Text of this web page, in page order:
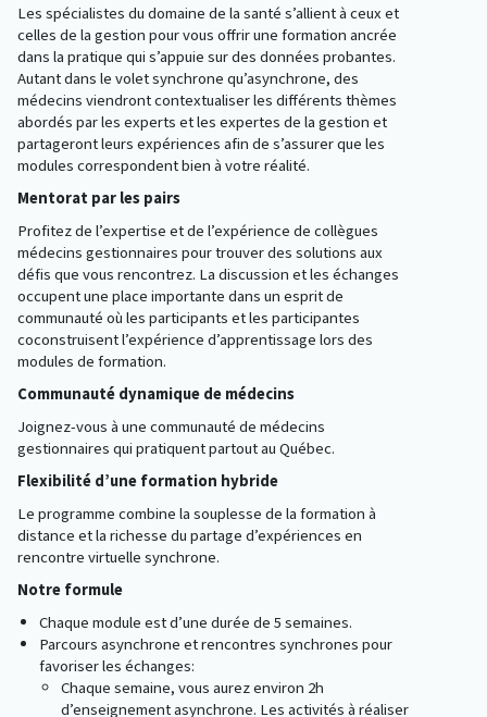
Les spécialistes du domaine de la santé s’allient à ceux et
celles de la gestion pour vous offrir une formation ancrée
dans la pratique qui s’appuie sur des données probantes.
Autant dans le volet synchrone qu’asynchrone, des
médecins viendront contextualiser les différents thèmes
abordés par les experts et les expertes de la gestion et
partageront leurs expériences afin de s’assurer que les
modules correspondent bien à votre réalité.
Mentorat par les pairs
Profitez de l’expertise et de l’expérience de collègues
médecins gestionnaires pour trouver des solutions aux
défis que vous rencontrez. La discussion et les échanges
occupent une place importante dans un esprit de
communauté où les participants et les participantes
coconstruisent l’expérience d’apprentissage lors des
modules de formation.
Communauté dynamique de médecins
Joignez-vous à une communauté de médecins
gestionnaires qui pratiquent partout au Québec.
Flexibilité d’une formation hybride
Le programme combine la souplesse de la formation à
distance et la richesse du partage d’expériences en
rencontre virtuelle synchrone.
Notre formule
Chaque module est d’une durée de 5 semaines.
Parcours asynchrone et rencontres synchrones pour
favoriser les échanges:
Chaque semaine, vous aurez environ 2h
d’enseignement asynchrone. Les activités à réaliser